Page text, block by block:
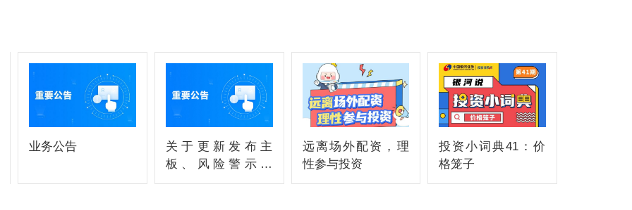
业务公告
关于更新发布主
板、风险警示股
票、科创板及退市
远离场外配资，理
性参与投资
投资小词典41：价
格笼子